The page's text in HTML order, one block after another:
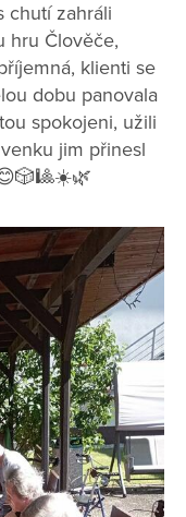
chutí zahráli
hru Člověče,
klienti se
dobu panovala
spokojeni, užili
jim přinesl